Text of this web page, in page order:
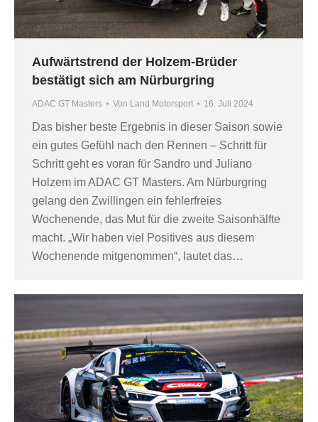
Aufwärtstrend der Holzem-Brüder
bestätigt sich am Nürburgring
ADAC GT Masters Von Land Motorsport 16. Juli 2024
Das bisher beste Ergebnis in dieser Saison sowie
ein gutes Gefühl nach den Rennen – Schritt für
Schritt geht es voran für Sandro und Juliano
Holzem im ADAC GT Masters. Am Nürburgring
gelang den Zwillingen ein fehlerfreies
Wochenende, das Mut für die zweite Saisonhälfte
macht. „Wir haben viel Positives aus diesem
Wochenende mitgenommen“, lautet das…